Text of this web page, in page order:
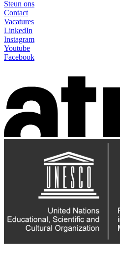
Steun ons
Contact
Vacatures
LinkedIn
Instagram
Youtube
Facebook